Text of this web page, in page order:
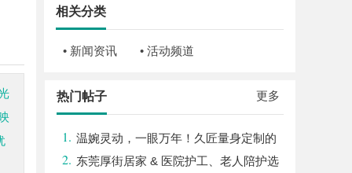
相关分类
• 新闻资讯 • 活动频道
更多
热门帖子
1. 温婉灵动，一眼万年！久匠量身定制的
眉眼唇，才是你整张脸的点睛之笔！淡颜系
2. 东莞厚街居家 & 医院护工、老人陪护选